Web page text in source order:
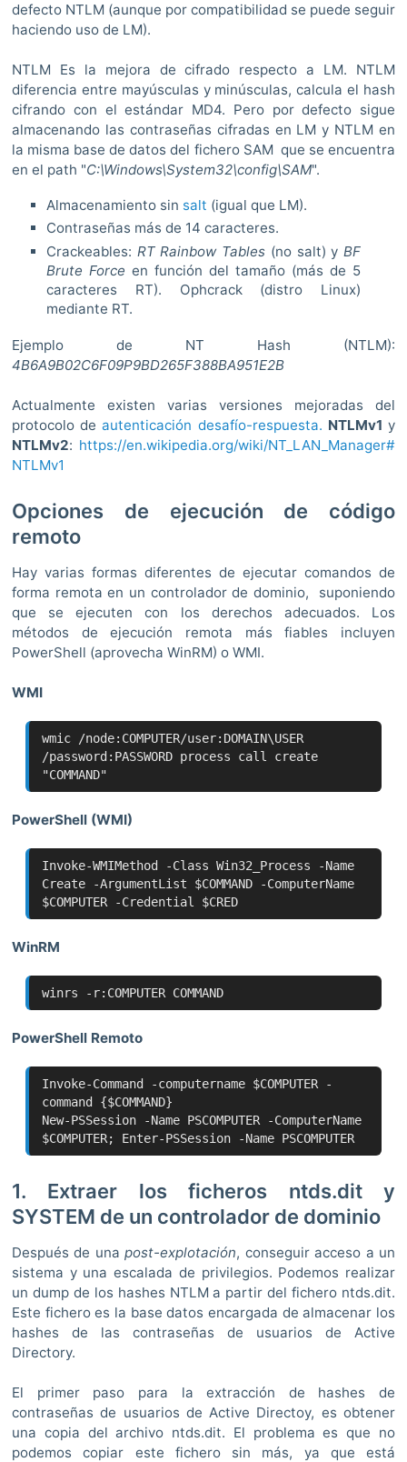
defecto NTLM (aunque por compatibilidad se puede seguir
haciendo uso de LM).
NTLM Es la mejora de cifrado respecto a LM. NTLM
diferencia entre mayúsculas y minúsculas, calcula el hash
cifrando con el estándar MD4. Pero por defecto sigue
almacenando las contraseñas cifradas en LM y NTLM en
la misma base de datos del fichero SAM que se encuentra
en el path "C:\Windows\System32\config\SAM".
Almacenamiento sin salt (igual que LM).
Contraseñas más de 14 caracteres.
Crackeables: RT Rainbow Tables (no salt) y BF
Brute Force en función del tamaño (más de 5
caracteres RT). Ophcrack (distro Linux)
mediante RT.
Ejemplo de NT Hash (NTLM):
4B6A9B02C6F09P9BD265F388BA951E2B
Actualmente existen varias versiones mejoradas del
protocolo deautenticación desafío-respuesta. NTLMv1 y
NTLMv2: https://en.wikipedia.org/wiki/NT_LAN_Manager#
NTLMv1
Opciones de ejecución de código
remoto
Hay varias formas diferentes de ejecutar comandos de
forma remota en un controlador de dominio, suponiendo
que se ejecuten con los derechos adecuados. Los
métodos de ejecución remota más fiables incluyen
PowerShell (aprovecha WinRM) o WMI.
WMI
wmic /node:COMPUTER/user:DOMAIN\USER
/password:PASSWORD process call create
"COMMAND"
PowerShell (WMI)
Invoke-WMIMethod -Class Win32_Process -Name
Create -ArgumentList $COMMAND -ComputerName
$COMPUTER -Credential $CRED
WinRM
winrs -r:COMPUTER COMMAND
PowerShell Remoto
Invoke-Command -computername $COMPUTER -
command {$COMMAND}
New-PSSession -Name PSCOMPUTER -ComputerName
$COMPUTER; Enter-PSSession -Name PSCOMPUTER
1. Extraer los ficheros ntds.dit y
SYSTEM de un controlador de dominio
Después de unapost-explotación, conseguir acceso a un
sistema y una escalada de privilegios. Podemos realizar
un dump de los hashes NTLM a partir del fichero ntds.dit.
Este fichero es la base datos encargada de almacenar los
hashes de las contraseñas de usuarios de Active
Directory.
El primer paso para la extracción de hashes de
contraseñas de usuarios de Active Directoy, es obtener
una copia del archivo ntds.dit. El problema es que no
podemos copiar este fichero sin más, ya que está